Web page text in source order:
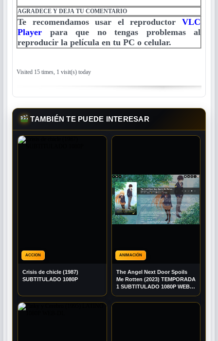
AGRADECE Y DEJA TU COMENTARIO
Te recomendamos usar el reproductor VLC
Player para que no tengas problemas al
reproducir la película en tu PC o celular.
Visited 15 times, 1 visit(s) today
TAMBIÉN TE PUEDE INTERESAR
ACCION
Crisis de chicle (1987)
SUBTITULADO 1080P
ANIMACIÓN
The Angel Next Door Spoils
Me Rotten (2023) TEMPORADA
1 SUBTITULADO 1080P WEB-